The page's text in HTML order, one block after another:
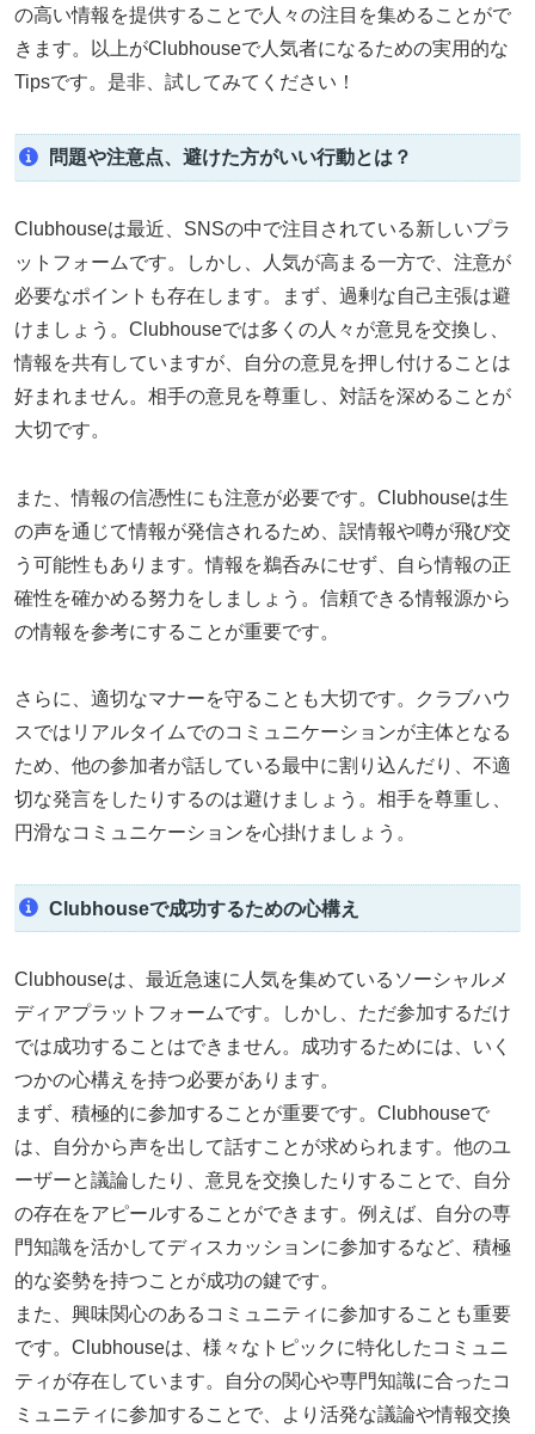
の高い情報を提供することで人々の注目を集めることがで
きます。以上がClubhouseで人気者になるための実用的な
Tipsです。是非、試してみてください！
問題や注意点、避けた方がいい行動とは？
Clubhouseは最近、SNSの中で注目されている新しいプラ
ットフォームです。しかし、人気が高まる一方で、注意が
必要なポイントも存在します。まず、過剰な自己主張は避
けましょう。Clubhouseでは多くの人々が意見を交換し、
情報を共有していますが、自分の意見を押し付けることは
好まれません。相手の意見を尊重し、対話を深めることが
大切です。
また、情報の信憑性にも注意が必要です。Clubhouseは生
の声を通じて情報が発信されるため、誤情報や噂が飛び交
う可能性もあります。情報を鵜呑みにせず、自ら情報の正
確性を確かめる努力をしましょう。信頼できる情報源から
の情報を参考にすることが重要です。
さらに、適切なマナーを守ることも大切です。クラブハウ
スではリアルタイムでのコミュニケーションが主体となる
ため、他の参加者が話している最中に割り込んだり、不適
切な発言をしたりするのは避けましょう。相手を尊重し、
円滑なコミュニケーションを心掛けましょう。
Clubhouseで成功するための心構え
Clubhouseは、最近急速に人気を集めているソーシャルメ
ディアプラットフォームです。しかし、ただ参加するだけ
では成功することはできません。成功するためには、いく
つかの心構えを持つ必要があります。
まず、積極的に参加することが重要です。Clubhouseで
は、自分から声を出して話すことが求められます。他のユ
ーザーと議論したり、意見を交換したりすることで、自分
の存在をアピールすることができます。例えば、自分の専
門知識を活かしてディスカッションに参加するなど、積極
的な姿勢を持つことが成功の鍵です。
また、興味関心のあるコミュニティに参加することも重要
です。Clubhouseは、様々なトピックに特化したコミュニ
ティが存在しています。自分の関心や専門知識に合ったコ
ミュニティに参加することで、より活発な議論や情報交換